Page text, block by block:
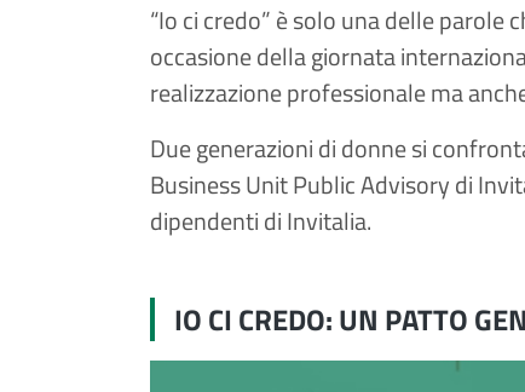
“Io ci credo” è solo una delle
occasione della giornata
realizzazione professionale ma
Due generazioni di donne si
Business Unit Public Advisory di
dipendenti di Invitalia.
IO CI CREDO: UN PATTO